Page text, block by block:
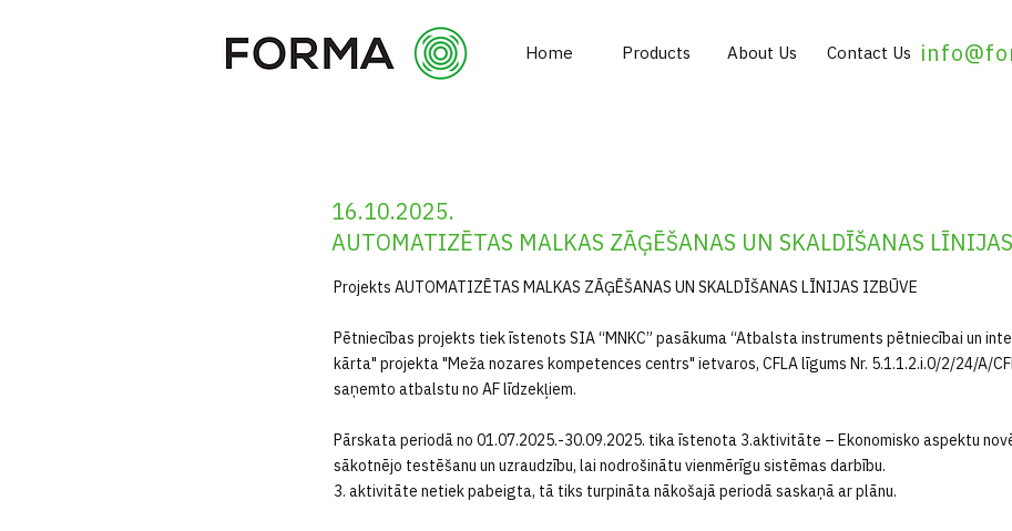
Home Products About Us Contact Us
16.10.2025.
AUTOMATIZĒTAS MALKAS ZĀĢĒŠANAS UN SKALDĪŠANAS
Projekts AUTOMATIZĒTAS MALKAS ZĀĢĒŠANAS UN SKALDĪŠANAS LĪNIJAS IZBŪVE
Pētniecības projekts tiek īstenots SIA “MNKC” pasākuma “Atbalsta instruments pētniecībai un
kārta" projekta "Meža nozares kompetences centrs" ietvaros, CFLA līgums Nr. 5.1.1.2.i.0/2/24/A/
saņemto atbalstu no AF līdzekļiem.
Pārskata periodā no 01.07.2025.-30.09.2025. tika īstenota 3.aktivitāte – Ekonomisko aspektu
sākotnējo testēšanu un uzraudzību, lai nodrošinātu vienmērīgu sistēmas darbību.
3. aktivitāte netiek pabeigta, tā tiks turpināta nākošajā periodā saskaņā ar plānu.